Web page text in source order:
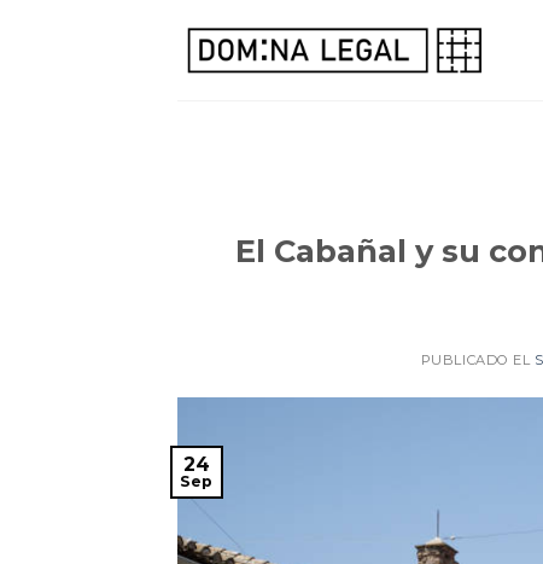
El Cabañal y su
PUBLICADO EL
24
Sep